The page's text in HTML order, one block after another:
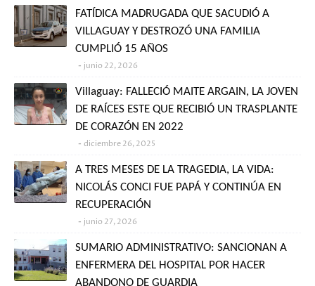
FATÍDICA MADRUGADA QUE SACUDIÓ A
VILLAGUAY Y DESTROZÓ UNA FAMILIA
CUMPLIÓ 15 AÑOS
junio 22, 2026
Villaguay: FALLECIÓ MAITE ARGAIN, LA JOVEN
DE RAÍCES ESTE QUE RECIBIÓ UN TRASPLANTE
DE CORAZÓN EN 2022
diciembre 26, 2025
A TRES MESES DE LA TRAGEDIA, LA VIDA:
NICOLÁS CONCI FUE PAPÁ Y CONTINÚA EN
RECUPERACIÓN
junio 27, 2026
SUMARIO ADMINISTRATIVO: SANCIONAN A
ENFERMERA DEL HOSPITAL POR HACER
ABANDONO DE GUARDIA